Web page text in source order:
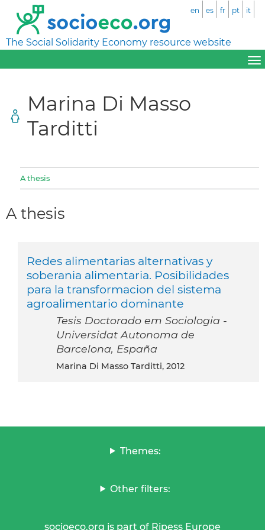
The Social Solidarity Economy resource website
en es fr pt it
Marina Di Masso
Tarditti
A thesis
A thesis
Redes alimentarias alternativas y
soberania alimentaria. Posibilidades
para la transformacion del sistema
agroalimentario dominante
Tesis Doctorado em Sociologia -
Universidat Autonoma de
Barcelona, España
Marina Di Masso Tarditti, 2012
Themes:
Other filters:
socioeco.org is part of Ripess Europe